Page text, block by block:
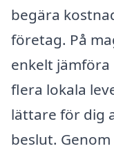
begära
företag. På
enkelt
flera lokala
lättare för dig
beslut.